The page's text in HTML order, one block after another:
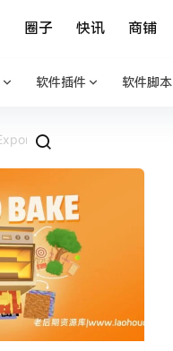
圈子 快讯 商铺
软件插件 软件脚本